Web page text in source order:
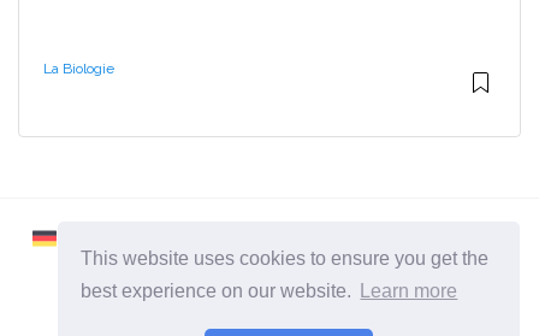
This website uses cookies to ensure you get the
best experience on our website.
Learn more
La Biologie